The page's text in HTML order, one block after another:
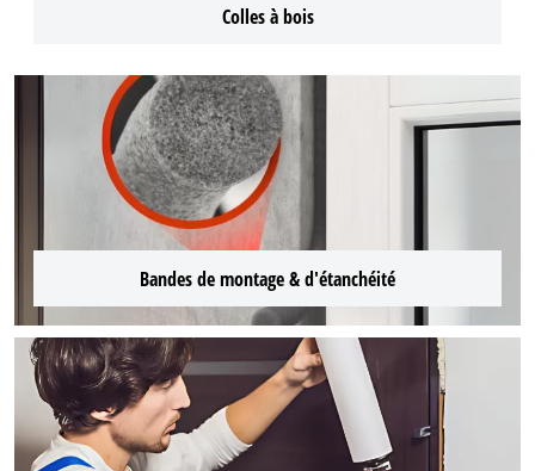
Colles à bois
Bandes de montage & d'étanchéité